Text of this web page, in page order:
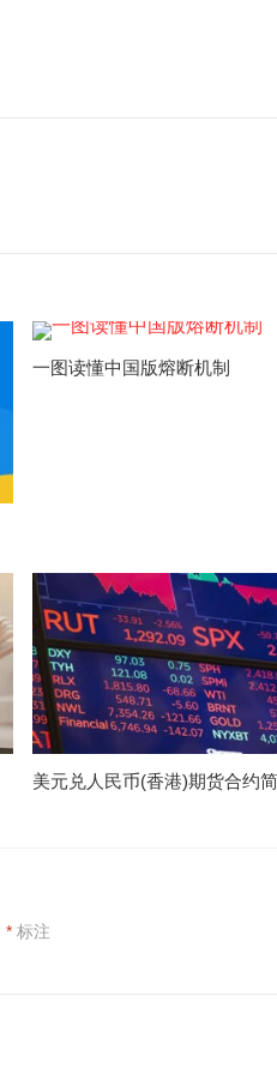
一图读懂中国版熔断机制
美元兑人民币(香港)期货合约
*标注